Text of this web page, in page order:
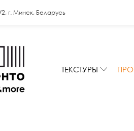
г. Минск, Беларусь
ТЕКСТУРЫ